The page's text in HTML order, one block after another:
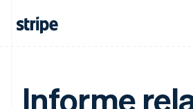
Informe
Indien
ItalianoEnglish